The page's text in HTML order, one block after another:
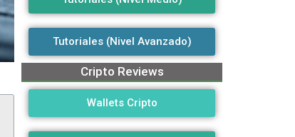
Tutoriales (Nivel Avanzado)
Cripto Reviews
Wallets Cripto